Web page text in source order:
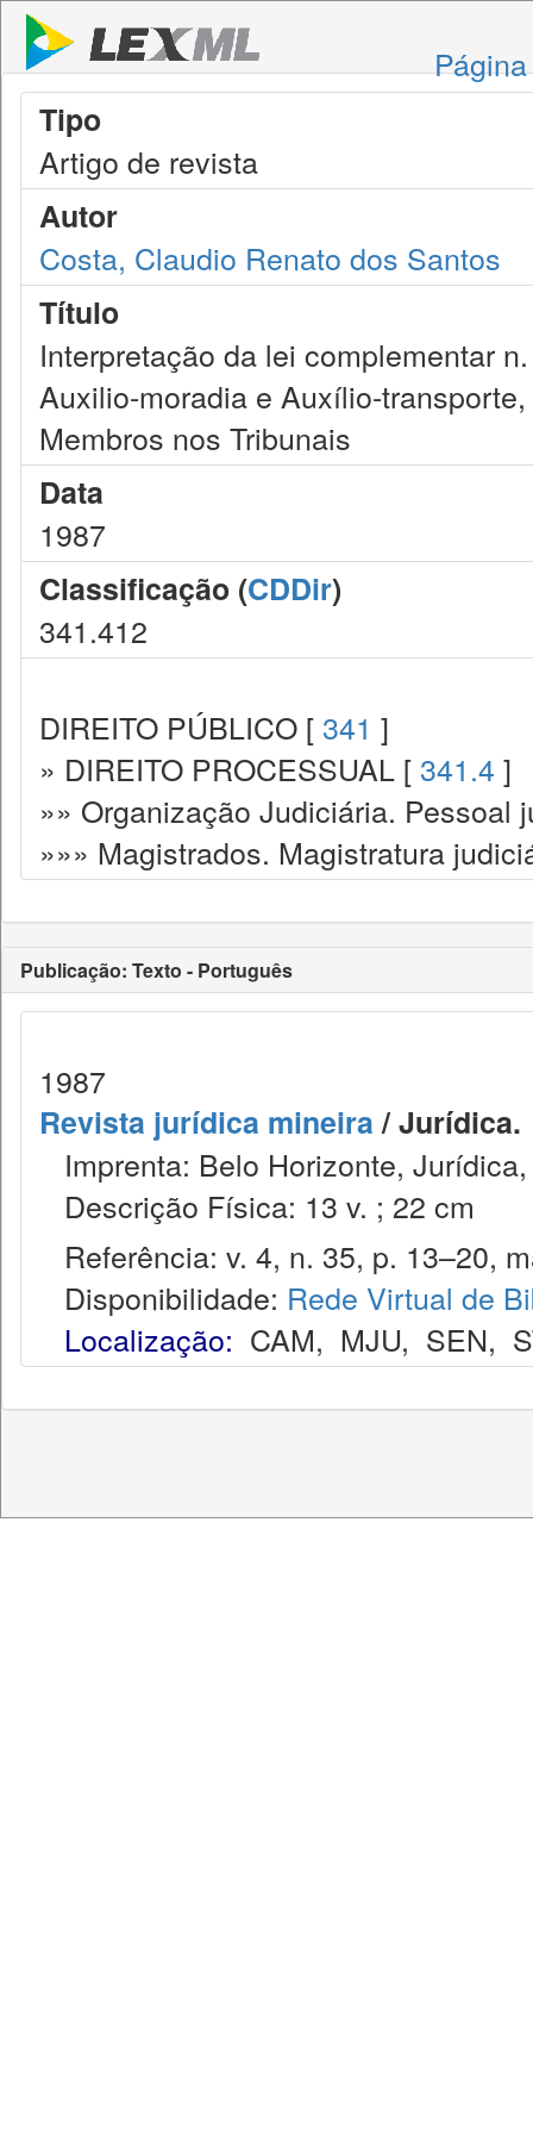
Tipo
Artigo de revista
Autor
Costa, Claudio Renato dos Santos
Título
Interpretação da lei complementar
Auxilio-moradia e Auxílio-
Membros nos Tribunais
Data
1987
Classificação (CDDir)
341.412
DIREITO PÚBLICO [ 341 ]
» DIREITO PROCESSUAL [ 341.4 ]
»» Organização Judiciária. Pessoal
»»» Magistrados. Magistratura
Publicação: Texto - Português
1987
Revista jurídica mineira/ Jurídica.
Imprenta: Belo Horizonte,
Descrição Física: 13 v. ; 22 cm
Referência: v. 4, n. 35, p. 13–20,
Disponibilidade: Rede Virtual de
Localização: CAM, MJU, SEN,